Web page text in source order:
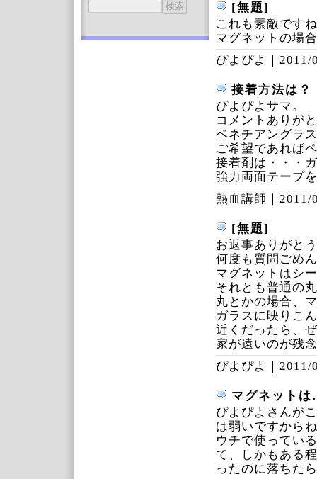
[無題]
これも素敵です
マグネットの場
ぴよぴよ｜ 2011/
接着方法は？
ぴよぴよサマ。
コメントありが
ベネチアングラ
ご希望であれば
接着剤は・・・
強力両面テープ
熱血講師｜ 2011/
[無題]
お返事ありがと
何度も質問ごめ
マグネットはシ
それとも普通の
丸とかの場合、
ガラスに映りこ
近くだったら、
家が遠いのが残
ぴよぴよ｜ 2011/
マグネット
ぴよぴよさんが
は弱いですから
ウチで使ってい
て、しかもある
ったのに落ちた